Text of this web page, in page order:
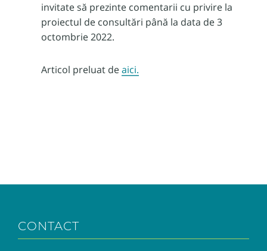
invitate să prezinte comentarii cu privire la
proiectul de consultări până la data de 3
octombrie 2022.
Articol preluat deaici.
CONTACT